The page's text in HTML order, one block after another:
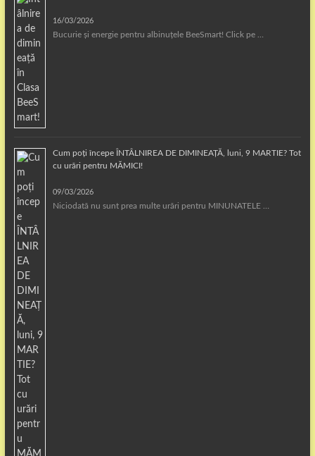
16/03/2026
Bucurie și energie pentru albinuțele BeeSmart! Click pe …
Cum poți începe ÎNTÂLNIREA DE DIMINEAȚĂ, luni, 9 MARTIE? Tot
cu urări pentru MĂMICI!
09/03/2026
Niciodată nu sunt prea multe urări pentru MINUNATELE …